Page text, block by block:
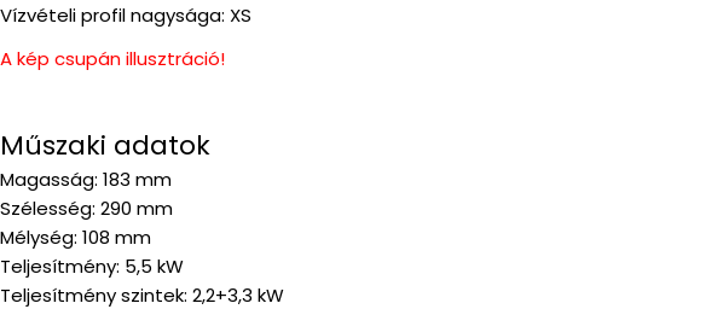
Vízvételi profil nagysága: XS
A kép csupán illusztráció!
Műszaki adatok
Magasság: 183 mm
Szélesség: 290 mm
Mélység: 108 mm
Teljesítmény: 5,5 kW
Teljesítmény szintek: 2,2+3,3 kW